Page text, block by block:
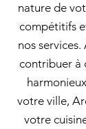
nature de
compétitifs
nos
contribuer à
votre ville,
votre